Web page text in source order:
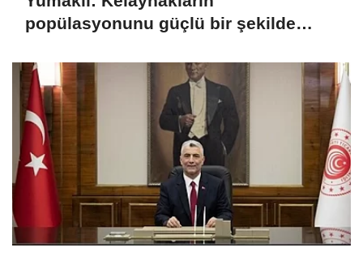
popülasyonunu güçlü bir şekilde